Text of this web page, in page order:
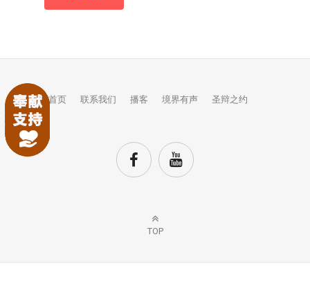
首页 联系我们 播客 境界有声 圣辩之约
TOP